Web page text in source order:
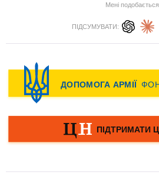
Мені подобається
ПІДСУМУВАТИ: